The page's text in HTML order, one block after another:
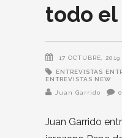
todo
17 OCTUBRE, 2019
ENTREVISTAS
ENTREVISTAS NEW
Juan Garrido
0
Juan Garrido